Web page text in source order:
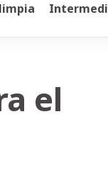
el